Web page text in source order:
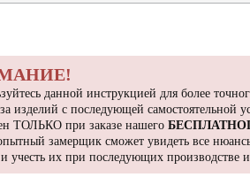
данной инструкцией для более
изделий с последующей
ТОЛЬКО при заказе нашего
замерщик сможет увидеть все
учесть их при последующих производстве